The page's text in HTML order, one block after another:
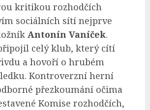
kritikou rozhodčích
sociálních sítí nejprve
Antonín Vaníček.
celý klub, který cítí
a hovoří o hrubém
Kontroverzní herní
přezkoumání očima
Komise rozhodčích,